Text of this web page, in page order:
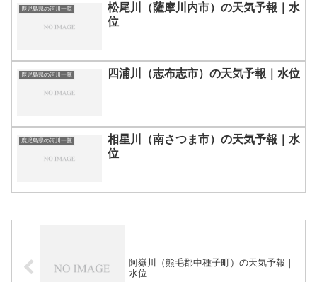
鹿児島県の河川一覧
松尾川（薩摩川内市）の天気予報｜水
位
鹿児島県の河川一覧 四浦川（志布志市）の天気予報｜水位
鹿児島県の河川一覧
相星川（南さつま市）の天気予報｜水
位
阿嶽川（熊毛郡中種子町）の天気予報｜
水位